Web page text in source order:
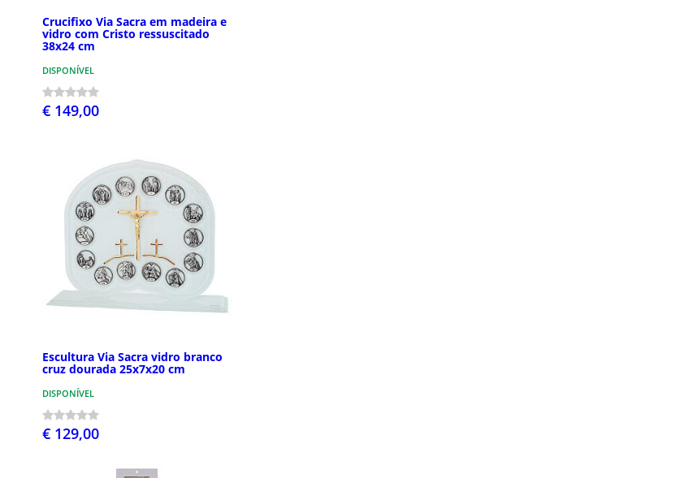
Crucifixo Via Sacra em madeira e
vidro com Cristo ressuscitado
38x24 cm
DISPONÍVEL
€ 149,00
Escultura Via Sacra vidro branco
cruz dourada 25x7x20 cm
DISPONÍVEL
€ 129,00